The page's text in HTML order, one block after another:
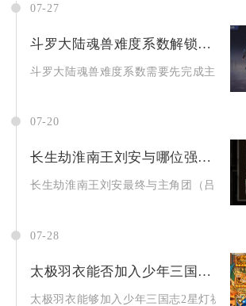
07-27
斗罗大陆魂兽难度系数解锁步骤是怎样的
斗罗大陆魂兽难度系数需要先完成主线历
07-20
长生劫淮南王刘安与哪位强者展开较量
长生劫淮南王刘安最终与主角团（吕烽、
07-28
太极羽衣能否加入少年三国志2星灯祈愿开启
太极羽衣能够加入少年三国志2星灯祈愿